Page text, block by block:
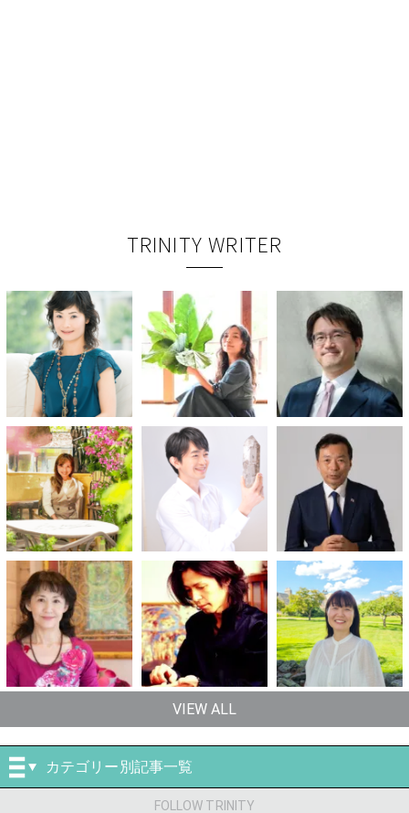
TRINITY WRITER
VIEW ALL
カテゴリー別記事一覧
FOLLOW TRINITY